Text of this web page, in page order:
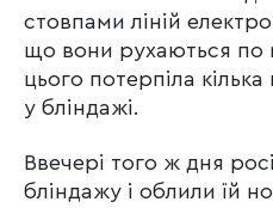
стовпами ліній
що вони рухаються по
цього потерпіла
у бліндажі.
Ввечері того ж дня
бліндажу і облили їй